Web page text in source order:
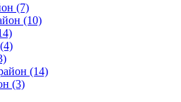
(7)
(10)
(4)
(14)
(3)